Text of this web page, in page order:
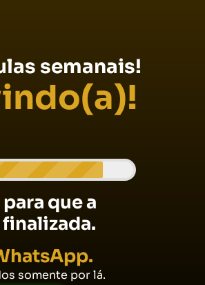
semanais!
que a
somente por lá.